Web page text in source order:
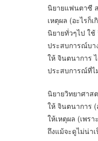
นิยายแฟนตาซี
เหตุผล (อะไรก็
นิยายทั่วๆไป ใช้
ประสบการณ์บา
ให้ จินตนาการ
ประสบการณ์ที่ไ
นิยายวิทยาศาส
ให้ จินตนาการ
ให้เหตุผล (เพร
ถึงแม้จะดูไม่น่า